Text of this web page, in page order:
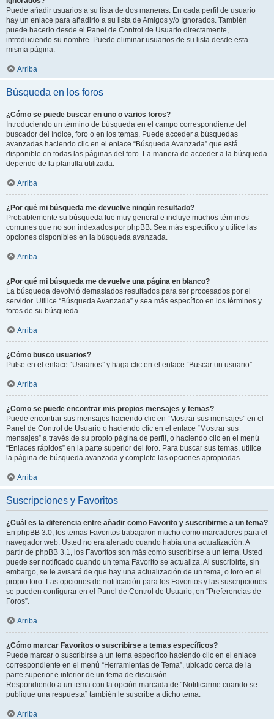
Puede añadir usuarios a su lista de dos maneras. En cada perfil de usuario
hay un enlace para añadirlo a su lista de Amigos y/o Ignorados. También
puede hacerlo desde el Panel de Control de Usuario directamente,
introduciendo su nombre. Puede eliminar usuarios de su lista desde esta
misma página.
Arriba
Búsqueda en los foros
¿Cómo se puede buscar en uno o varios foros?
Introduciendo un término de búsqueda en el campo correspondiente del
buscador del índice, foro o en los temas. Puede acceder a búsquedas
avanzadas haciendo clic en el enlace “Búsqueda Avanzada” que está
disponible en todas las páginas del foro. La manera de acceder a la búsqueda
depende de la plantilla utilizada.
Arriba
¿Por qué mi búsqueda me devuelve ningún resultado?
Probablemente su búsqueda fue muy general e incluye muchos términos
comunes que no son indexados por phpBB. Sea más específico y utilice las
opciones disponibles en la búsqueda avanzada.
Arriba
¿Por qué mi búsqueda me devuelve una página en blanco?
La búsqueda devolvió demasiados resultados para ser procesados por el
servidor. Utilice “Búsqueda Avanzada” y sea más específico en los términos y
foros de su búsqueda.
Arriba
¿Cómo busco usuarios?
Pulse en el enlace “Usuarios” y haga clic en el enlace “Buscar un usuario”.
Arriba
¿Como se puede encontrar mis propios mensajes y temas?
Puede encontrar sus mensajes haciendo clic en “Mostrar sus mensajes” en el
Panel de Control de Usuario o haciendo clic en el enlace “Mostrar sus
mensajes” a través de su propio página de perfil, o haciendo clic en el menú
“Enlaces rápidos” en la parte superior del foro. Para buscar sus temas, utilice
la página de búsqueda avanzada y complete las opciones apropiadas.
Arriba
Suscripciones y Favoritos
¿Cuál es la diferencia entre añadir como Favorito y suscribirme a un tema?
En phpBB 3.0, los temas Favoritos trabajaron mucho como marcadores para el
navegador web. Usted no era alertado cuando había una actualización. A
partir de phpBB 3.1, los Favoritos son más como suscribirse a un tema. Usted
puede ser notificado cuando un tema Favorito se actualiza. Al suscribirte, sin
embargo, se le avisará de que hay una actualización de un tema, o foro en el
propio foro. Las opciones de notificación para los Favoritos y las suscripciones
se pueden configurar en el Panel de Control de Usuario, en “Preferencias de
Foros”.
Arriba
¿Cómo marcar Favoritos o suscribirse a temas específicos?
Puede marcar o suscribirse a un tema específico haciendo clic en el enlace
correspondiente en el menú “Herramientas de Tema”, ubicado cerca de la
parte superior e inferior de un tema de discusión.
Respondiendo a un tema con la opción marcada de “Notificarme cuando se
publique una respuesta” también le suscribe a dicho tema.
Arriba